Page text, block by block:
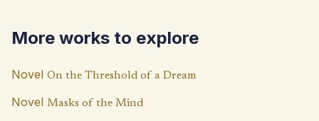
k
p
p
Li
n
k
More works to explore
Novel On the Threshold of a Dream
Novel Masks of the Mind